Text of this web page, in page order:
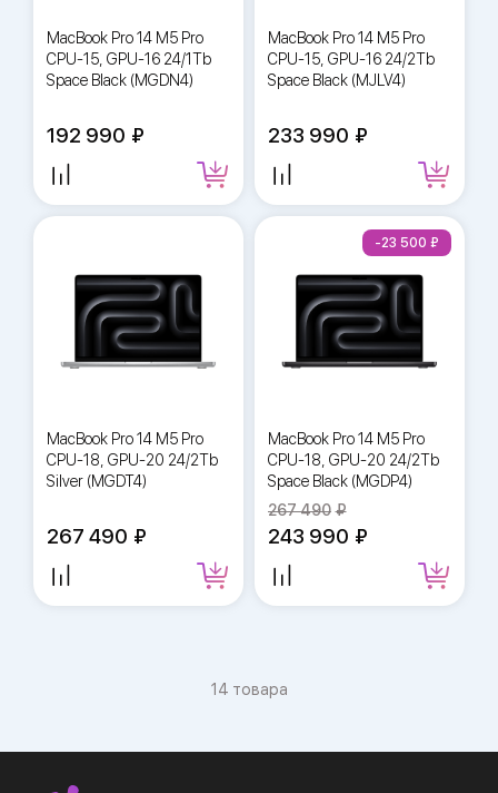
14 товара
MacBook Pro 14 M5 Pro
CPU-15, GPU-16 24/1Tb
Space Black (MGDN4)
192 990
MacBook Pro 14 M5 Pro
CPU-15, GPU-16 24/2Tb
Space Black (MJLV4)
233 990
MacBook Pro 14 M5 Pro
CPU-18, GPU-20 24/2Tb
Silver (MGDT4)
267 490
MacBook Pro 14 M5 Pro
CPU-18, GPU-20 24/2Tb
Space Black (MGDP4)
267 490
243 990
-23 500